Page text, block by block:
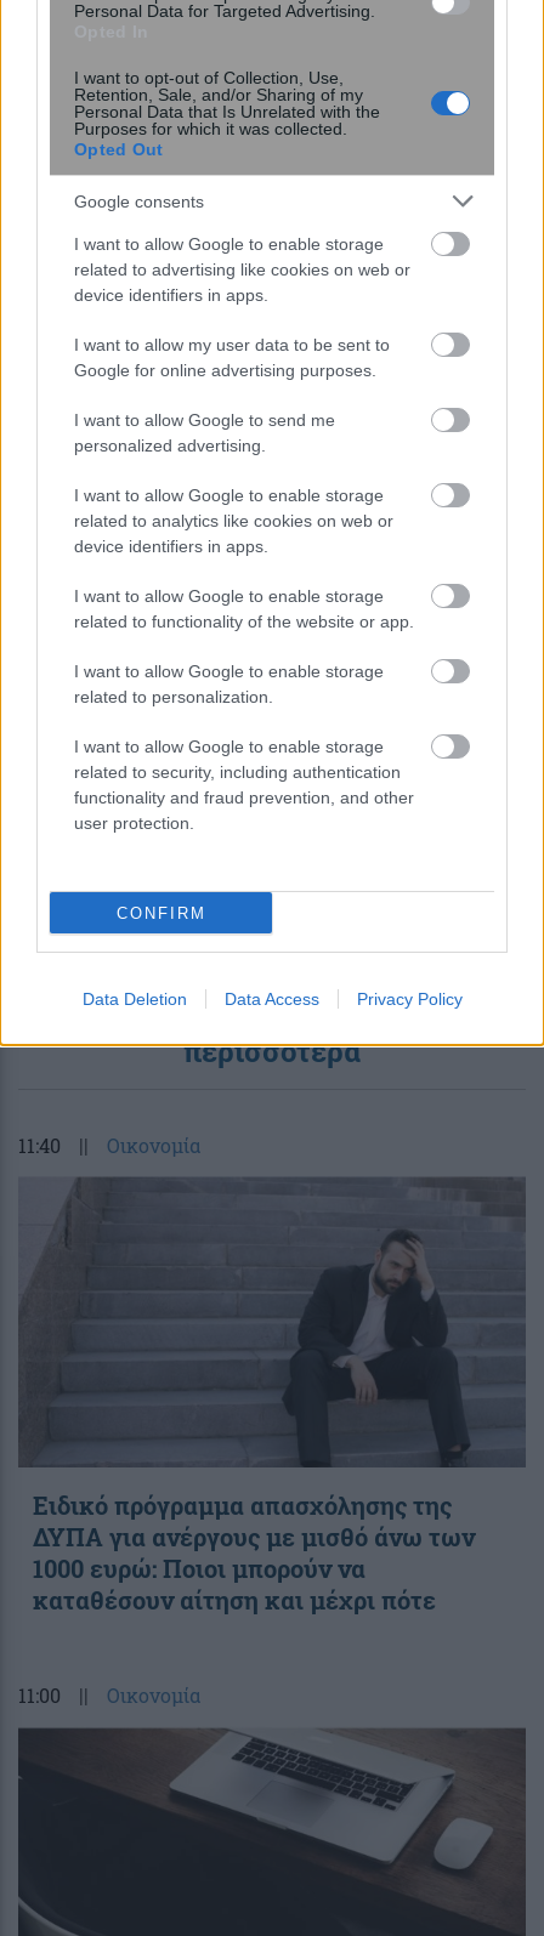
Personal Data for Targeted Advertising.
I want to opt-out of Collection, Use,
Retention, Sale, and/or Sharing of my
Personal Data that Is Unrelated with the
Purposes for which it was collected.
Opted Out
Google consents
I want to allow Google to enable storage
related to advertising like cookies on web or
device identifiers in apps.
I want to allow my user data to be sent to
Google for online advertising purposes.
I want to allow Google to send me
personalized advertising.
I want to allow Google to enable storage
related to analytics like cookies on web or
device identifiers in apps.
I want to allow Google to enable storage
related to functionality of the website or app.
I want to allow Google to enable storage
related to personalization.
I want to allow Google to enable storage
related to security, including authentication
functionality and fraud prevention, and other
user protection.
CONFIRM
Data Deletion Data Access Privacy Policy
πώς επηρεάζει τα μαλλιά
καταρρίψουν το ρεκόρ
υπεραγωγιμότητας
Η OpenAI βάζει φρένο σε νέο μοντέλο
λόγω ισχυρών δυνατοτήτων
κυβερνοασφάλειας
περισσότερα
11:40 || Οικονομία
Ειδικό πρόγραμμα απασχόλησης της
ΔΥΠΑ για ανέργους με μισθό άνω των
1000 ευρώ: Ποιοι μπορούν να
καταθέσουν αίτηση και μέχρι πότε
11:00 || Οικονομία